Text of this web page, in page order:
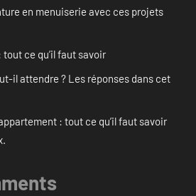
en menuiserie avec ces projets
ce qu’il faut savoir
il attendre ? Les réponses dans cet
: tout ce qu’il faut savoir